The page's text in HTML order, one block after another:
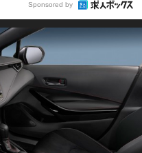
Sponsored by